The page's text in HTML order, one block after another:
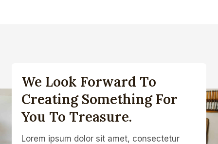
We Look Forward To
Creating Something For
You To Treasure.
Lorem ipsum dolor sit amet, consectetur